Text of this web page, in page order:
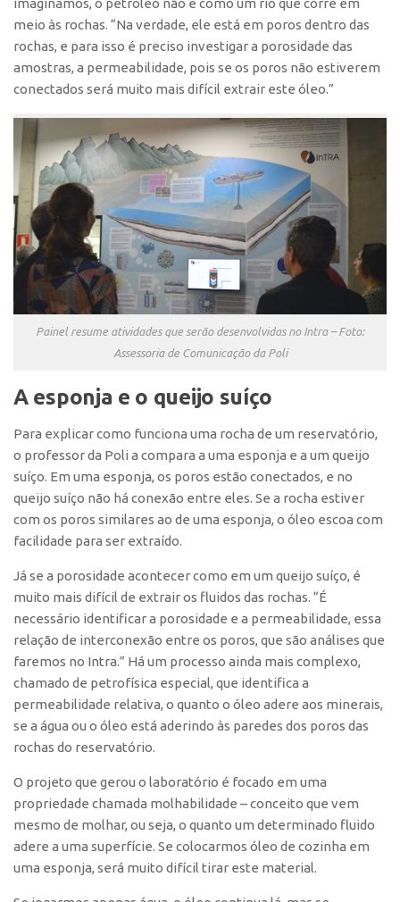
Programas
Conexão USP
Conexão Inter-USP
Banco de Patentes
Patentes em Destaque
Inteligência Competitiva
Showroom de Tecnologias
Empreendedorismo
Jornada Empreendedora
Bolsa Empreendedorismo
Bolsa Startup USP
Prêmio USP de Empreendedorismo
Pesquisa
EMBRAPIIs
CEPIX
CPEs
INCTs
InovaUSP
Eventos
Bússola da Inovação
Agenda AUSPIN
SGE
Fala Inovação (Webinar)
imaginamos, o petróleo não é como um rio que corre em
meio às rochas. “Na verdade, ele está em poros dentro das
rochas, e para isso é preciso investigar a porosidade das
amostras, a permeabilidade, pois se os poros não estiverem
conectados será muito mais difícil extrair este óleo.”
Painel resume atividades que serão desenvolvidas no Intra – Foto:
Assessoria de Comunicação da Poli
A esponja e o queijo suíço
Para explicar como funciona uma rocha de um reservatório,
o professor da Poli a compara a uma esponja e a um queijo
suíço. Em uma esponja, os poros estão conectados, e no
queijo suíço não há conexão entre eles. Se a rocha estiver
com os poros similares ao de uma esponja, o óleo escoa com
facilidade para ser extraído.
Já se a porosidade acontecer como em um queijo suíço, é
muito mais difícil de extrair os fluidos das rochas. “É
necessário identificar a porosidade e a permeabilidade, essa
relação de interconexão entre os poros, que são análises que
faremos no Intra.” Há um processo ainda mais complexo,
chamado de petrofísica especial, que identifica a
permeabilidade relativa, o quanto o óleo adere aos minerais,
se a água ou o óleo está aderindo às paredes dos poros das
rochas do reservatório.
O projeto que gerou o laboratório é focado em uma
propriedade chamada molhabilidade – conceito que vem
mesmo de molhar, ou seja, o quanto um determinado fluido
adere a uma superfície. Se colocarmos óleo de cozinha em
uma esponja, será muito difícil tirar este material.